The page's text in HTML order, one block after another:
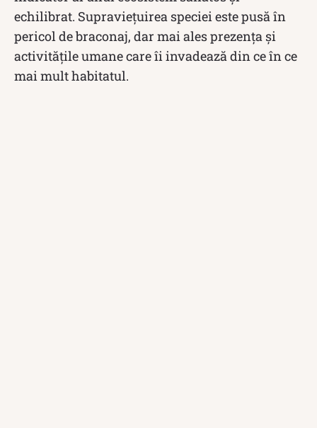
echilibrat. Supraviețuirea speciei este pusă în
pericol de braconaj, dar mai ales prezența și
activitățile umane care îi invadează din ce în ce
mai mult habitatul.